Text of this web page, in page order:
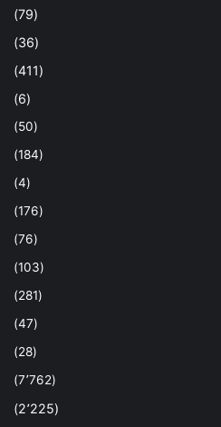
(79)
(36)
(411)
(6)
(50)
(184)
(4)
(176)
(76)
(103)
(281)
(47)
(28)
(7٬762)
(2٬225)